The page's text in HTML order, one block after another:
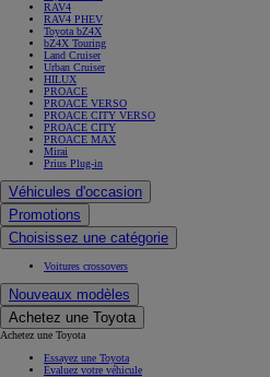
RAV4
RAV4 PHEV
Toyota bZ4X
bZ4X Touring
Land Cruiser
Urban Cruiser
HILUX
PROACE
PROACE VERSO
PROACE CITY VERSO
PROACE CITY
PROACE MAX
Mirai
Prius Plug-in
Véhicules d'occasion
Promotions
Choisissez une catégorie
Voitures crossovers
Nouveaux modèles
Achetez une Toyota
Achetez une Toyota
Essayez une Toyota
Évaluez votre véhicule